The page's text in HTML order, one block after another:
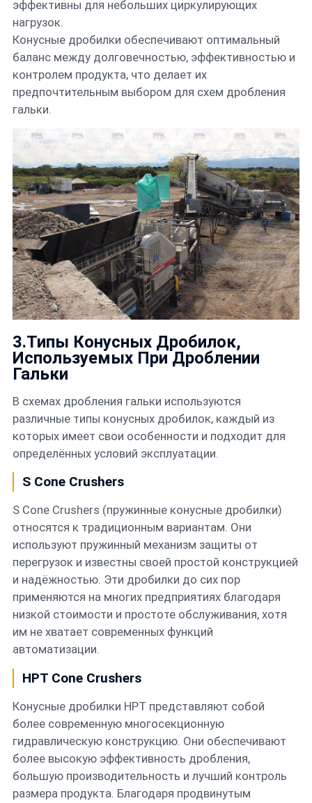
эффективны для небольших циркулирующих
нагрузок.
Конусные дробилки обеспечивают оптимальный
баланс между долговечностью, эффективностью и
контролем продукта, что делает их
предпочтительным выбором для схем дробления
гальки.
3.Типы Конусных Дробилок,
Используемых При Дроблении
Гальки
В схемах дробления гальки используются
различные типы конусных дробилок, каждый из
которых имеет свои особенности и подходит для
определённых условий эксплуатации.
S Cone Crushers
S Cone Crushers (пружинные конусные дробилки)
относятся к традиционным вариантам. Они
используют пружинный механизм защиты от
перегрузок и известны своей простой конструкцией
и надёжностью. Эти дробилки до сих пор
применяются на многих предприятиях благодаря
низкой стоимости и простоте обслуживания, хотя
им не хватает современных функций
автоматизации.
HPT Cone Crushers
Конусные дробилки HPT представляют собой
более современную многосекционную
гидравлическую конструкцию. Они обеспечивают
более высокую эффективность дробления,
большую производительность и лучший контроль
размера продукта. Благодаря продвинутым